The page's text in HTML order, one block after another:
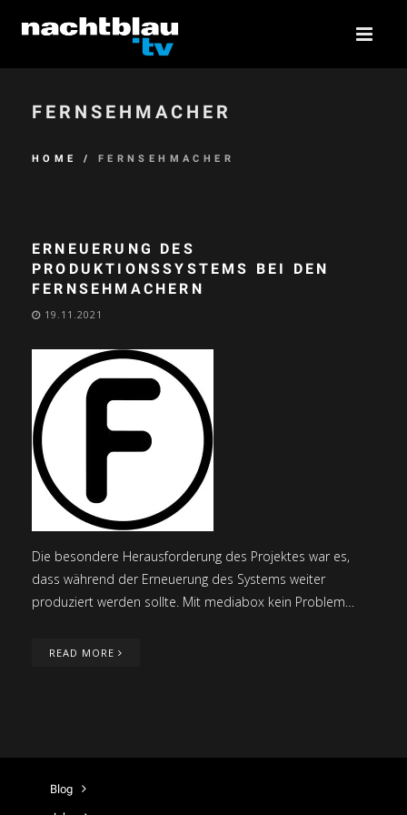
FERNSEHMACHER
HOME / FERNSEHMACHER
ERNEUERUNG DES
PRODUKTIONSSYSTEMS BEI DEN
FERNSEHMACHERN
19.11.2021
Die besondere Herausforderung des Projektes war es,
dass während der Erneuerung des Systems weiter
produziert werden sollte. Mit mediabox kein Problem…
READ MORE
Blog